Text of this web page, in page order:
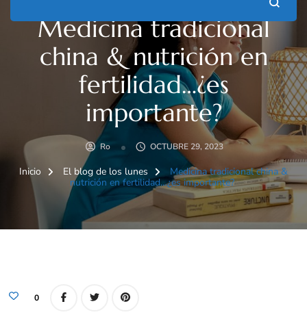
Medicina tradicional
china & nutrición en
fertilidad…¿es
importante?
Ro OCTUBRE 29, 2023
Inicio El blog de los lunes
Medicina tradicional china &
nutrición en fertilidad…¿es importante?
0